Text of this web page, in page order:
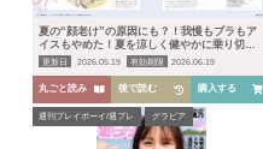
夏の“顔老け”の原因にも？！我慢もブラもア
イスもやめた！夏を涼しく健やかに乗り切る
「老けない生活習慣」
更新日 2026.05.19 有効期限 2026.06.19
丸ごと読み 後で読む 購入する
週刊プレイボーイ/週プレ グラビア